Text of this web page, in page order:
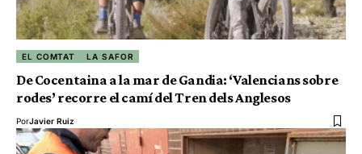
EL COMTAT LA SAFOR
De Cocentaina a la mar de Gandia: ‘Valencians sobre
rodes’ recorre el camí del Tren dels Anglesos
PorJavier Ruiz